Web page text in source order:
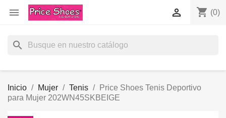
 shopping_cart (0)

search
Inicio Mujer Tenis
Price Shoes Tenis Deportivo
para Mujer 202WN45SKBEIGE